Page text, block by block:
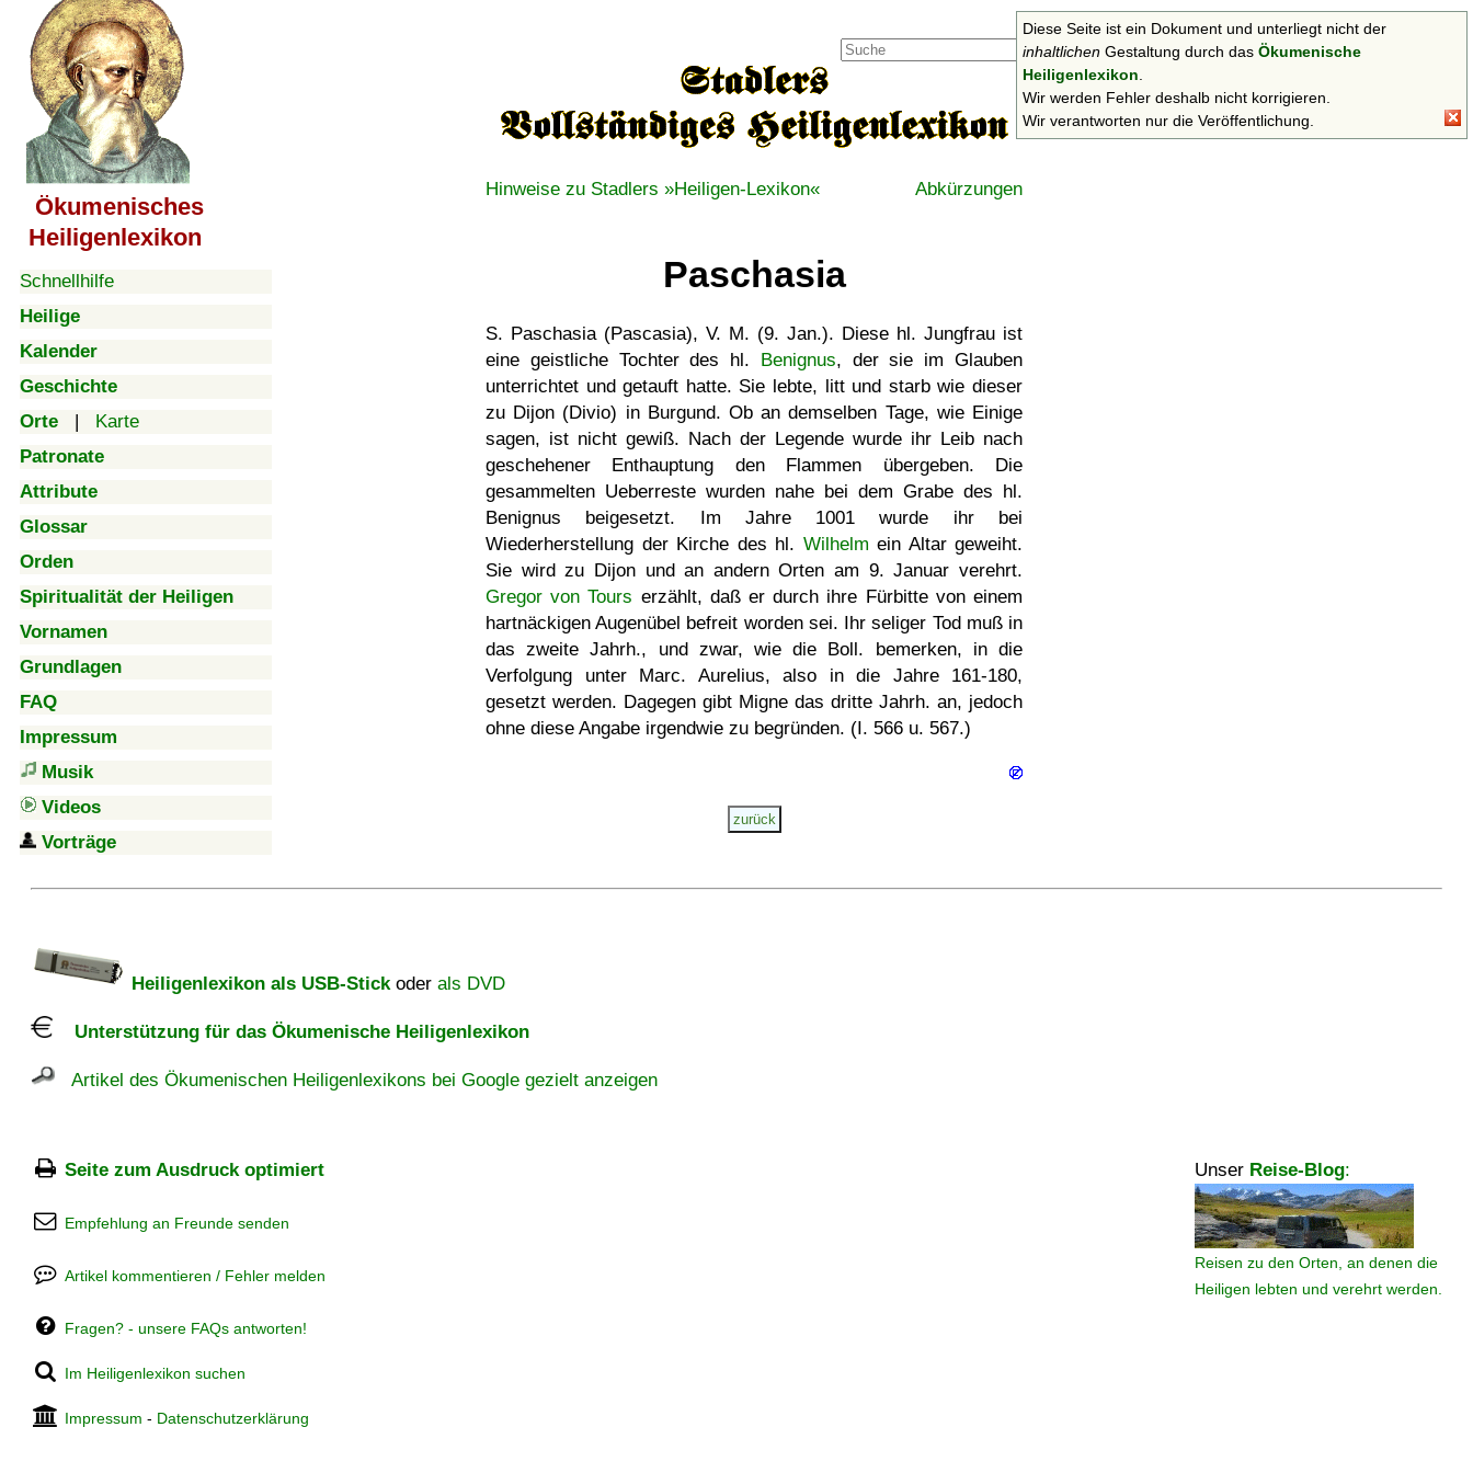
Ökumenisches
Heiligenlexikon
Schnellhilfe
Heilige
Kalender
Geschichte
Orte | Karte
Patronate
Attribute
Glossar
Orden
Spiritualität der Heiligen
Vornamen
Grundlagen
FAQ
Impressum
Musik
Videos
Vorträge
Suchen
Hinweise zu Stadlers »Heiligen-Lexikon« Abkürzungen
Paschasia
S. Paschasia (Pascasia), V. M. (9. Jan.). Diese hl. Jungfrau ist
eine geistliche Tochter des hl. Benignus, der sie im Glauben
unterrichtet und getauft hatte. Sie lebte, litt und starb wie dieser
zu Dijon (Divio) in Burgund. Ob an demselben Tage, wie Einige
sagen, ist nicht gewiß. Nach der Legende wurde ihr Leib nach
geschehener Enthauptung den Flammen übergeben. Die
gesammelten Ueberreste wurden nahe bei dem Grabe des hl.
Benignus beigesetzt. Im Jahre 1001 wurde ihr bei
Wiederherstellung der Kirche des hl. Wilhelm ein Altar geweiht.
Sie wird zu Dijon und an andern Orten am 9. Januar verehrt.
Gregor von Tours erzählt, daß er durch ihre Fürbitte von einem
hartnäckigen Augenübel befreit worden sei. Ihr seliger Tod muß in
das zweite Jahrh., und zwar, wie die Boll. bemerken, in die
Verfolgung unter Marc. Aurelius, also in die Jahre 161-180,
gesetzt werden. Dagegen gibt Migne das dritte Jahrh. an, jedoch
ohne diese Angabe irgendwie zu begründen. (I. 566 u. 567.)
Diese Seite ist ein Dokument und unterliegt nicht der
inhaltlichen Gestaltung durch das Ökumenische
Heiligenlexikon
Wir werden Fehler deshalb nicht korrigieren.
Wir verantworten nur die Veröffentlichung.
Heiligenlexikon als USB-Stickoder als DVD
Unterstützung für das Ökumenische Heiligenlexikon
Artikel des Ökumenischen Heiligenlexikons bei Google gezielt anzeigen
Seite zum Ausdruck optimiert Unser Reise-Blog:
Reisen zu den Orten, an denen die
Heiligen lebten und verehrt werden.
Empfehlung an Freunde senden
Artikel kommentieren / Fehler melden
Fragen? - unsere FAQs antworten!
Im Heiligenlexikon suchen
Impressum - Datenschutzerklärung